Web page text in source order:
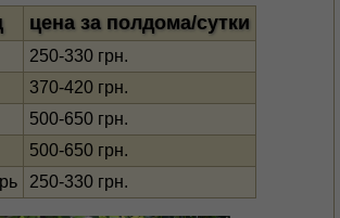
цена за полдома/сутки
250-330 грн.
370-420 грн.
500-650 грн.
500-650 грн.
250-330 грн.